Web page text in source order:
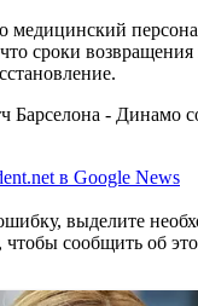
медицинский
сроки возвращения
- Динамо
в Google News
выделите
сообщить об